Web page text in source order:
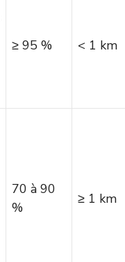
≥ 95 % < 1 km
70 à 90
%
≥ 1 km